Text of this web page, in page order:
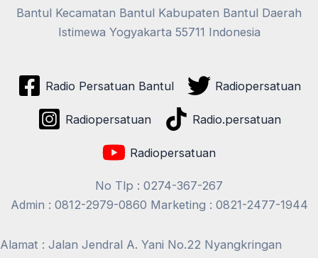
Bantul Kecamatan Bantul Kabupaten Bantul Daerah
Istimewa Yogyakarta 55711 Indonesia
Radio Persatuan Bantul Radiopersatuan
Radiopersatuan Radio.persatuan
Radiopersatuan
No Tlp : 0274-367-267
Admin : 0812-2979-0860 Marketing : 0821-2477-1944
Alamat : Jalan Jendral A. Yani No.22 Nyangkringan